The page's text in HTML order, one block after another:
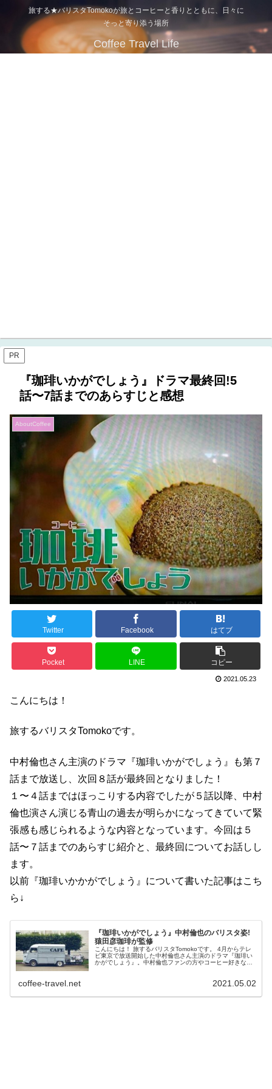
旅する★バリスタTomokoが旅とコーヒーと香りとともに、日々に
そっと寄り添う場所
Coffee Travel Life
PR
『珈琲いかがでしょう』ドラマ最終回!5
話〜7話までのあらすじと感想
AboutCoffee
Twitter Facebook はてブ
Pocket LINE コピー
2021.05.23
こんにちは！
旅するバリスタTomokoです。
中村倫也さん主演のドラマ『珈琲いかがでしょう』も第７
話まで放送し、次回８話が最終回となりました！
１〜４話まではほっこりする内容でしたが５話以降、中村
倫也演さん演じる青山の過去が明らかになってきていて緊
張感も感じられるような内容となっています。今回は５
話〜７話までのあらすじ紹介と、最終回についてお話しし
ます。
以前『珈琲いかかがでしょう』について書いた記事はこち
ら↓
『珈琲いかがでしょう』中村倫也のバリスタ姿!
猿田彦珈琲が監修
こんにちは！ 旅するバリスタTomokoです。 4月からテレ
ビ東京で放送開始した中村倫也さん主演のドラマ『珈琲い
かがでしょう』。中村倫也ファンの方やコーヒー好きな方
coffee-travel.net 2021.05.02